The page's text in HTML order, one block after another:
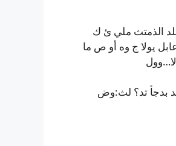
الذمتث ملي ئ ك
يولا ج وه أو ص ما
بدجأ تد؟ لث:وض